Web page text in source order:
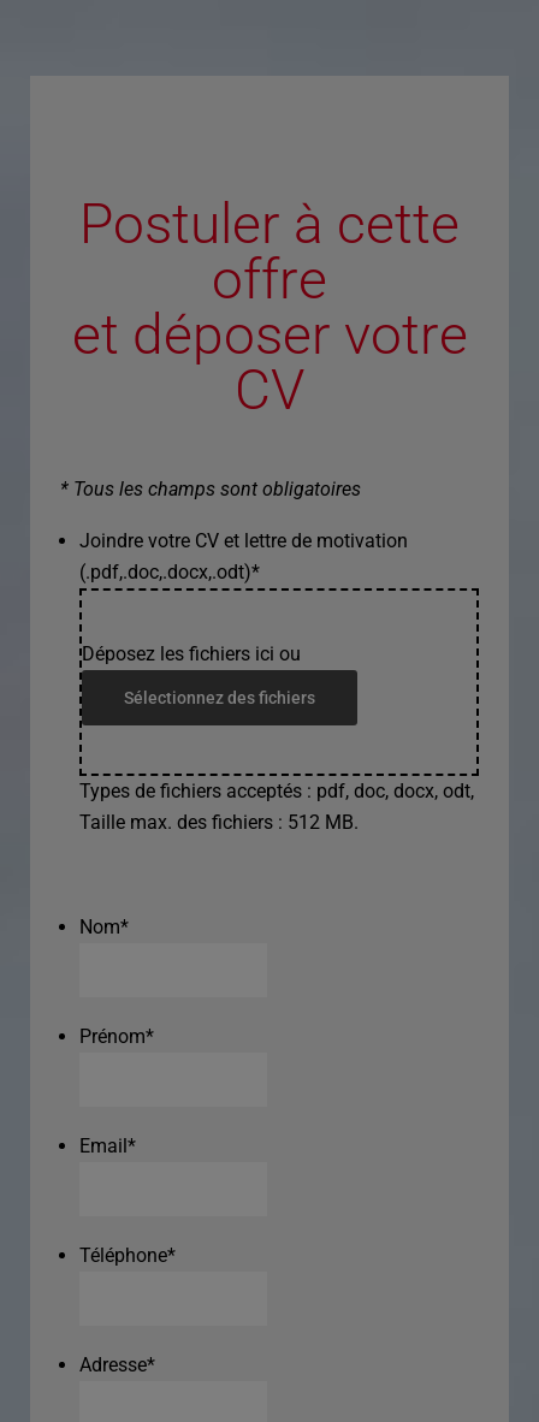
Postuler à cette
offre
et déposer votre
CV
* Tous les champs sont obligatoires
Joindre votre CV et lettre de motivation
(.pdf,.doc,.docx,.odt)*
Déposez les fichiers ici ou
Sélectionnez des fichiers
Types de fichiers acceptés : pdf, doc, docx, odt,
Taille max. des fichiers : 512 MB.
Nom*
Prénom*
Email*
Téléphone*
Adresse*